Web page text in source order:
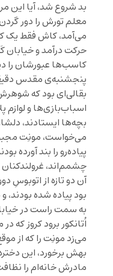
بد شروع شد، آیا این
معلم تورش را دور
می‌آمد، کاش فقط یک
حرکت درآمد و
کاسب‌ها عبورشان را
پنجشنبه‌ی مقدس
بقالی‌ای بود که
اسباب‌بازی‌ها و لوازم
بچه‌ها ‌ایستادند،
می‌خواست، مونِت مجبور
پیاده‌رو را بند آورده
چشمم‌اند، غرولندکنان
آن دو تازه از اتوبوسِ
بود پیاده شده
به سمت راست در
اُتانکور برود کروز که
می‌زد مونِت را که از
بهش برخورد، این
مادرش خانه‌ام را